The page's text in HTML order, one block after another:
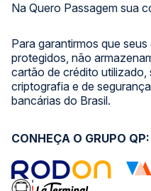
Na Quero Passagem sua
Para garantirmos que
protegidos, não
cartão de crédito
criptografia e de
bancárias do Brasil.
CONHEÇA O GRUPO QP: